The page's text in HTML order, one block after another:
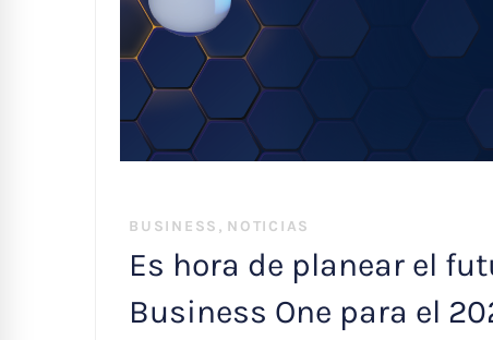
BUSINESS , NOTICIAS
Es hora de planear el
Business One para el